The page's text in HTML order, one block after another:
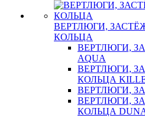
ВЕРТЛЮГИ,
КОЛЬЦА
ВЕРТЛЮГИ,
AQUA
ВЕРТЛЮГИ,
КОЛЬЦА
ВЕРТЛЮГИ,
ВЕРТЛЮГИ,
КОЛЬЦА